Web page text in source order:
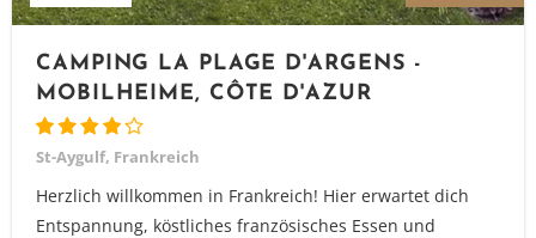
CAMPING LA PLAGE D'ARGENS -
MOBILHEIME, CÔTE D'AZUR
St-Aygulf, Frankreich
Herzlich willkommen in Frankreich! Hier erwartet dich
Entspannung, köstliches französisches Essen und